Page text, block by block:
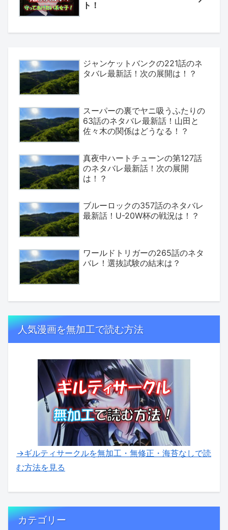
ト！
ジャンケットバンクの221話のネ
タバレ最新話！次の展開は！？
スーパーの裏でヤニ吸うふたりの
63話のネタバレ最新話！山田と
佐々木の関係はどうなる！？
真夜中ハートチューンの第127話
のネタバレ最新話！次の展開
は！？
ブルーロックの357話のネタバレ
最新話！U-20W杯の戦況は！？
ワールドトリガーの265話のネタ
バレ！選抜試験の結末は？
人気漫画を無加工で読む方法
→ギルティサークルを無加工・無修正・海苔なしで読
む方法を見る
カテゴリー